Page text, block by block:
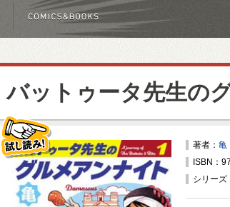
バットゥータ先生の
著者： 亀
ISBN：
シリーズ
試し読み！